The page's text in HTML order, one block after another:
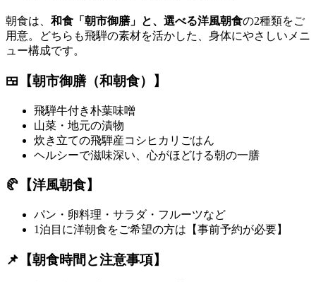
朝食は、 和食「朝市御膳」と、選べる洋風朝食の2種類をご
用意。どちらも飛騨の素材を活かした、身体にやさしいメニ
ュー構成です。
🍱【朝市御膳（和朝食）】
飛騨牛付き朴葉味噌
山菜・地元の漬物
炊き立ての飛騨産コシヒカリごはん
ヘルシーで滋味深い、心がほどける朝の一膳
🥐【洋風朝食】
パン・卵料理・サラダ・フルーツなど
1泊目に洋朝食をご希望の方は【事前予約が必要】
📌【朝食時間と注意事項】